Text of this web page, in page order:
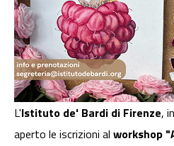
L'Istituto de' Bardi di Firenze,
aperto le iscrizioni al workshop